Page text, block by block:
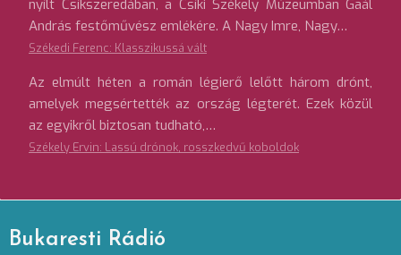
nyílt Csíkszeredában, a Csíki Székely Múzeumban Gaál
András festőművész emlékére. A Nagy Imre, Nagy…
Székedi Ferenc: Klasszikussá vált
Az elmúlt héten a román légierő lelőtt három drónt,
amelyek megsértették az ország légterét. Ezek közül
az egyikről biztosan tudható,…
Székely Ervin: Lassú drónok, rosszkedvű koboldok
Bukaresti Rádió